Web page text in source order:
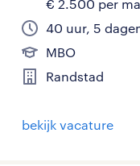
€ 2.500 per
40 uur, 5
MBO
Randstad
bekijk vacature